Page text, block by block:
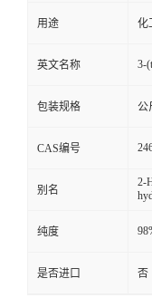
用途 化
英文名称 3-
包装规格 公
CAS编号
别名
2-
纯度
是否进口 否